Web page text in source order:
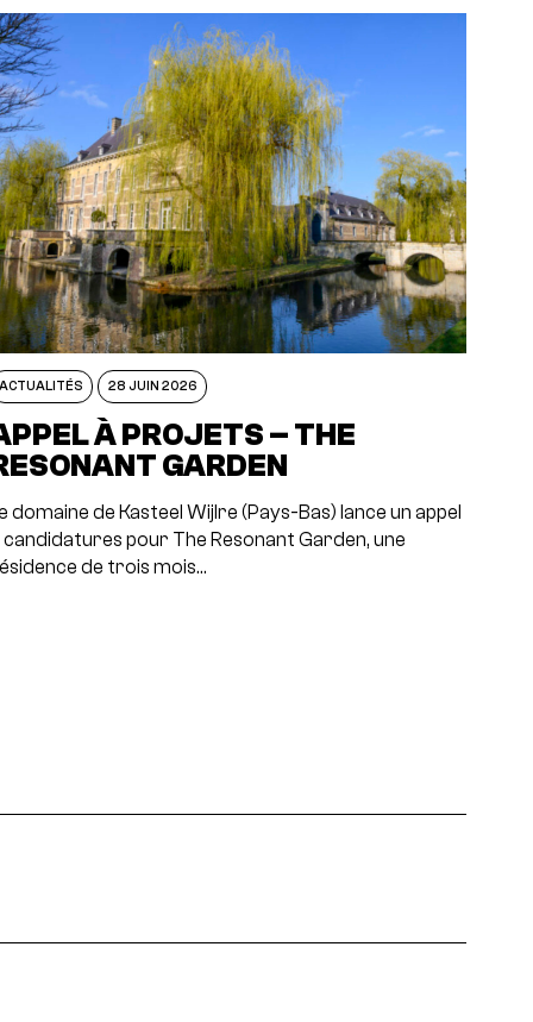
ACTUALITÉS 28 JUIN 2026
À PROJETS – THE
GARDEN
domaine de Kasteel Wijlre (Pays-Bas) lance un appel
candidatures pour The Resonant Garden, une
de trois mois…
rencontres...